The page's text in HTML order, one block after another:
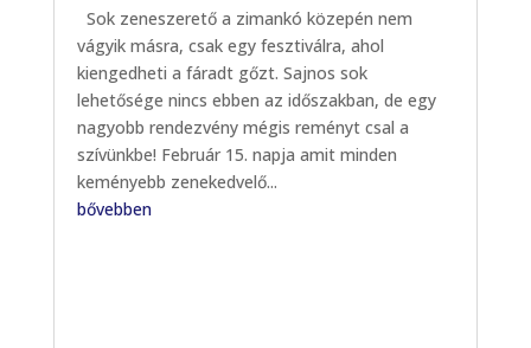
Sok zeneszerető a zimankó közepén nem
vágyik másra, csak egy fesztiválra, ahol
kiengedheti a fáradt gőzt. Sajnos sok
lehetősége nincs ebben az időszakban, de egy
nagyobb rendezvény mégis reményt csal a
szívünkbe! Február 15. napja amit minden
keményebb zenekedvelő...
bővebben